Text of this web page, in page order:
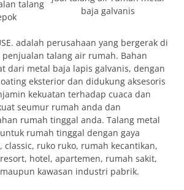
talang
baja galvanis
adalah perusahaan yang bergerak di
talang air rumah. Bahan
dari metal baja lapis galvanis, dengan
eksterior dan didukung aksesoris
kekuatan terhadap cuaca dan
seumur rumah anda dan
rumah tinggal anda. Talang metal
rumah tinggal dengan gaya
ruko ruko, rumah kecantikan,
hotel, apartemen, rumah sakit,
kawasan industri pabrik.